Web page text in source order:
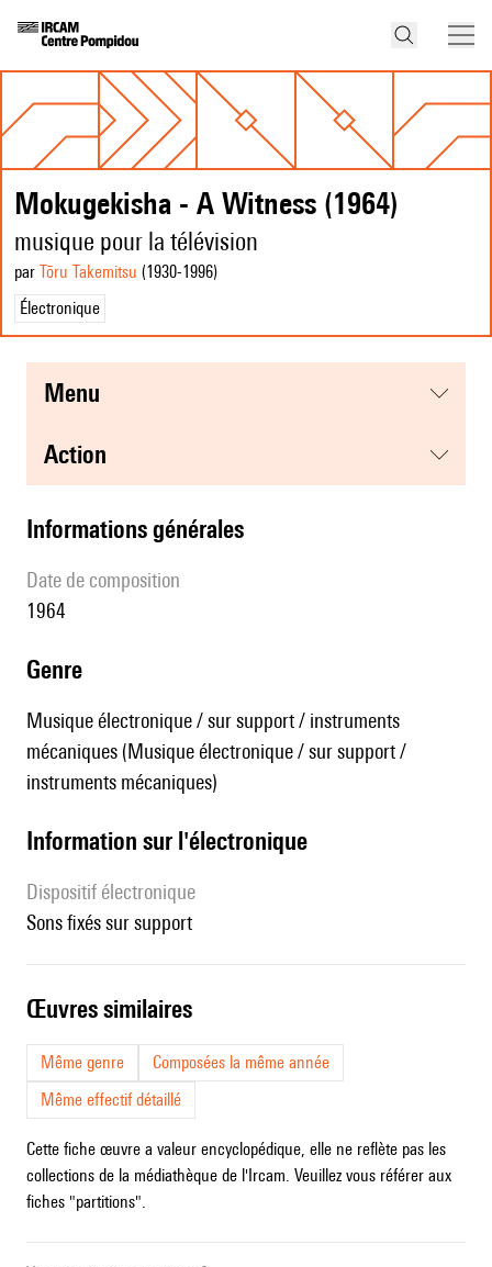
Mokugekisha - A Witness (1964)
musique pour la télévision
par Tōru Takemitsu (1930-1996)
Électronique
menu
action
informations générales
date de composition
1964
genre
Musique électronique / sur support / instruments
mécaniques (Musique électronique / sur support /
instruments mécaniques)
Information sur l'électronique
Dispositif électronique
sons fixés sur support
œuvres similaires
Même genre
Composées la même année
Même effectif détaillé
Cette fiche œuvre a valeur encyclopédique, elle ne reflète pas les
collections de la médiathèque de l'Ircam. Veuillez vous référer aux
fiches "partitions".